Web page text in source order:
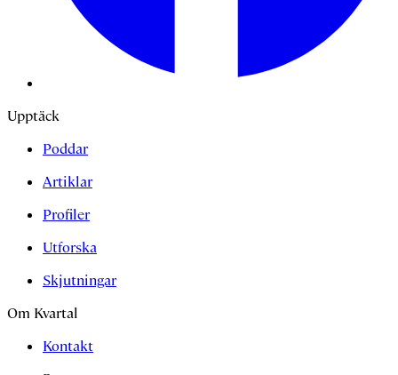
Upptäck
Poddar
Artiklar
Profiler
Utforska
Skjutningar
Om Kvartal
Kontakt